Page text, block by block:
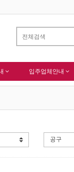
을 축하드립니다 !
입주업체안내